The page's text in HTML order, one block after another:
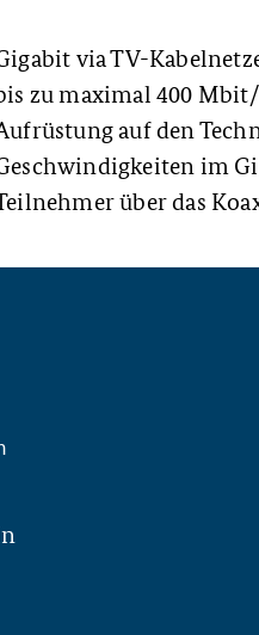
via TV-
zu maximal 400
auf den
im
über das